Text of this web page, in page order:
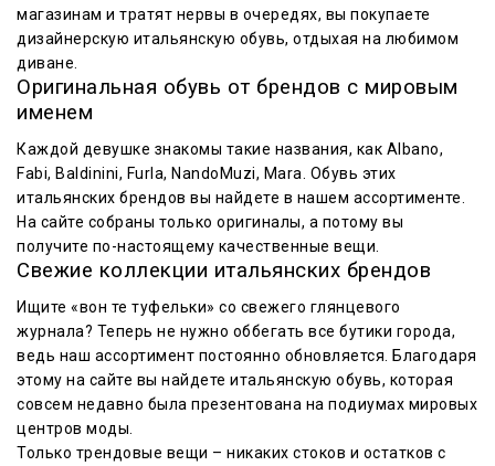
магазинам и тратят нервы в очередях, вы покупаете
дизайнерскую итальянскую обувь, отдыхая на любимом
диване.
Оригинальная обувь от брендов с мировым
именем
Каждой девушке знакомы такие названия, как Albano,
Fabi, Baldinini, Furla, NandoMuzi, Mara. Обувь этих
итальянских брендов вы найдете в нашем ассортименте.
На сайте собраны только оригиналы, а потому вы
получите по-настоящему качественные вещи.
Свежие коллекции итальянских брендов
Ищите «вон те туфельки» со свежего глянцевого
журнала? Теперь не нужно оббегать все бутики города,
ведь наш ассортимент постоянно обновляется. Благодаря
этому на сайте вы найдете итальянскую обувь, которая
совсем недавно была презентована на подиумах мировых
центров моды.
Только трендовые вещи – никаких стоков и остатков с